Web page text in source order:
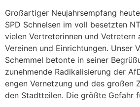
Großartiger Neujahrsempfang
SPD Schnelsen im voll besetzten
vielen Vertreterinnen und Vetretern
Vereinen und Einrichtungen. Unser
Schemmel betonte in seiner
zunehmende Radikalisierung der
engen Vernetzung und des großen
den Stadtteilen. Die größte Gefahr